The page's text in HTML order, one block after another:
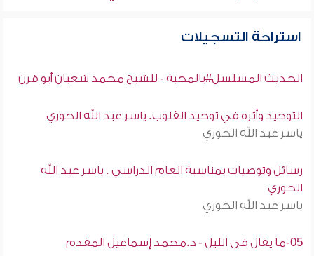
استراحة التسجيلات
الحديث المسلسل#بالمحبة - للشيخ محمد شعبان أبو قرن
التوحيد وأثره في توحيد القلوب. ياسر عبد الله الحوري
ياسر عبد الله الحوري
رسائل وتوصيات بمناسبة العام الدراسي . ياسر عبد الله
الحوري
ياسر عبد الله الحوري
05-ما يقال فى الليل - د.محمد إسماعيل المقدم